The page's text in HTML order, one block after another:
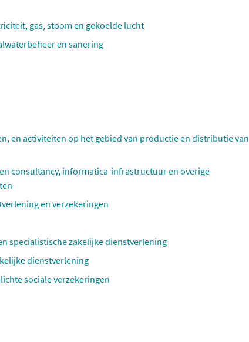
gas, stoom en gekoelde lucht
en sanering
en activiteiten op het gebied van productie en distributie van
consultancy, informatica-infrastructuur en overige
en verzekeringen
specialistische zakelijke dienstverlening
dienstverlening
sociale verzekeringen